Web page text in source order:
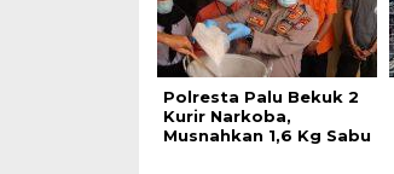
Polresta Palu Bekuk 2
Kurir Narkoba,
Musnahkan 1,6 Kg Sabu